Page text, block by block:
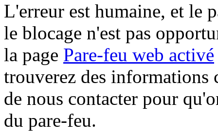
L'erreur est humaine, et le
le blocage n'est pas
la page Pare-feu web activé
trouverez des informations
de nous contacter pour
du pare-feu.